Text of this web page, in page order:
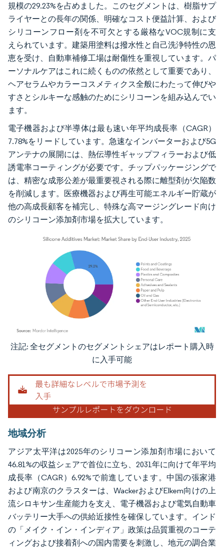
規模の29.23%を占めました。このセグメントは、樹脂サプ
ライヤーとの長年の関係、明確なコスト便益計算、および
シリコーンフロー剤を不可欠とする厳格なVOC規制に支
えられています。建築用塗料は撥水性と自己洗浄特性の恩
恵を受け、自動車補修工場は耐傷性を重視しています。パ
ーソナルケアはこれに続くものの依然として重要であり、
ヘアセラムやカラーコスメティクス全般にわたって伸びや
すさとシルキーな感触のためにシリコーンを組み込んでい
ます。
電子機器および半導体は最も速い年平均成長率（CAGR）
7.78%をリードしています。急速なインバーターおよび5G
アンテナの展開には、熱伝導性ギャップフィラーおよび低
誘電率コーティングが必要です。チップパッケージングで
は、精密な成形公差が最重要視される際に離型剤が欠陥数
を削減します。医療機器および再生可能エネルギー貯蔵が
他の高成長顧客を補完し、特殊な高マージングレード向け
のシリコーン添加剤市場を拡大しています。
画像 © Mordor Intelligence。再利用にはCC BY 4.0の表示が必要です。
注記: 全セグメントのセグメントシェアはレポート購入時
に入手可能
地域分析
アジア太平洋は2025年のシリコーン添加剤市場において
46.81%の収益シェアで首位に立ち、2031年に向けて年平均
成長率（CAGR）6.92%で前進しています。中国の張家港
および南京のクラスターは、WackerおよびElkem向けの上
流シロキサン生産能力を支え、電子機器および電気自動車
バッテリー大手への供給近接性を確保しています。インド
の「メイク・イン・インディア」政策は品質重視のコーテ
ィングおよび接着剤への国内需要を刺激し、地元の調合業